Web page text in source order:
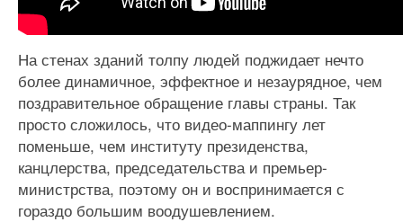
На стенах зданий толпу людей поджидает нечто
более динамичное, эффектное и незаурядное, чем
поздравительное обращение главы страны. Так
просто сложилось, что видео-маппингу лет
поменьше, чем институту президенства,
канцлерства, председательства и премьер-
министрства, поэтому он и воспринимается с
гораздо большим воодушевлением.